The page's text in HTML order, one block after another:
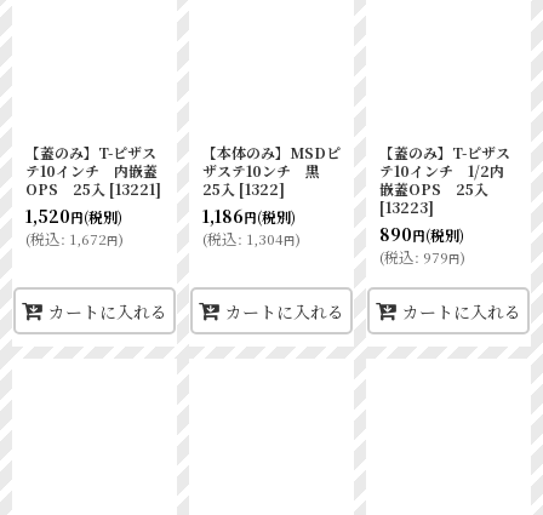
【蓋のみ】T-ピザス
テ10インチ 内嵌蓋
OPS 25入 [13221]
1,520円(税別)
(税込: 1,672円)
カートに入れる
【本体のみ】MSDピ
ザステ10ンチ 黒
25入 [1322]
1,186円(税別)
(税込: 1,304円)
カートに入れる
【蓋のみ】T-ピザス
テ10インチ 1/2内
嵌蓋OPS 25入
[13223]
890円(税別)
(税込: 979円)
カートに入れる